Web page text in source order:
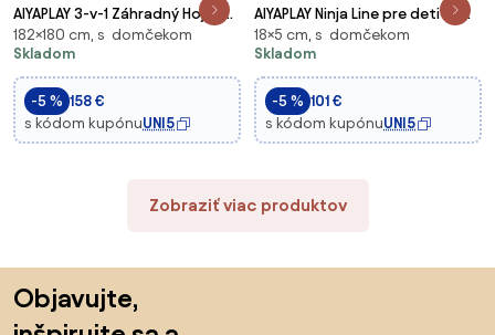
AIYAPLAY 3-v-1 Záhradný Hojdací
Rám so Skladacím Stanom,
Hojdačkou a Gymnastickými
Krúžkami, Detská Hojdačka s
Kovovým Rámom, Záhradná
Hojdačka pre De
182×180 cm, s domčekom
Skladom
-5 % 158 €
s kódom kupónuUNI5
AIYAPLAY Ninja Line pre deti 10 m
— 9-dielna slackline a
prekážková dráha s kruhmi, 3v1
hojdačkou, lezeckými tyčami,
ochranou stromu, úchopovými
lopta
18×5 cm, s domčekom
Skladom
-5 % 101 €
s kódom kupónuUNI5
Zobraziť viac produktov
Objavujte,